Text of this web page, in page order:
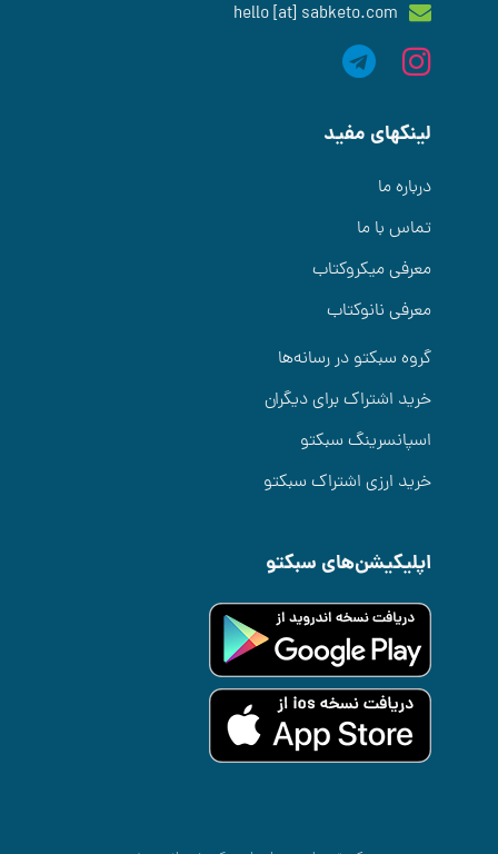
hello [at] sabketo.com
لینکهای مفید
درباره ما
تماس با ما
معرفی میکروکتاب
معرفی نانوکتاب
گروه سبکتو در رسانه‌ها
خرید اشتراک برای دیگران
اسپانسرینگ سبکتو
خرید ارزی اشتراک سبکتو
اپلیکیشن‌های سبکتو